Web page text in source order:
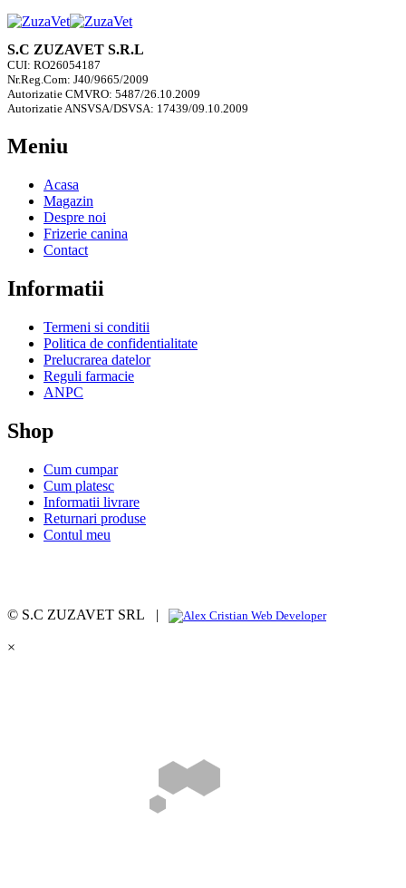
S.C ZUZAVET S.R.L
CUI: RO26054187
Nr.Reg.Com: J40/9665/2009
Autorizatie CMVRO: 5487/26.10.2009
Autorizatie ANSVSA/DSVSA: 17439/09.10.2009
Meniu
Acasa
Magazin
Despre noi
Frizerie canina
Contact
Informatii
Termeni si conditii
Politica de confidentialitate
Prelucrarea datelor
Reguli farmacie
ANPC
Shop
Cum cumpar
Cum platesc
Informatii livrare
Returnari produse
Contul meu
© S.C ZUZAVET SRL |
×